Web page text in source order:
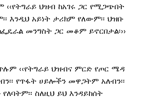
ህዝብ ከአገሩ ጋር የሚጋጭበት
እንዲህ አይነት ታሪክም የለውም፡፡ ህዝቡ
መንግስት ጋር መቆም ይኖርበታል፡››
‹‹የትግራይ ህዝብና ምርድ የጦር ሜዳ
የጥፋት ሀይሎችን መዋጋትም አለብን፡፡
ስለዚህ ይህ እንዳይከሰት